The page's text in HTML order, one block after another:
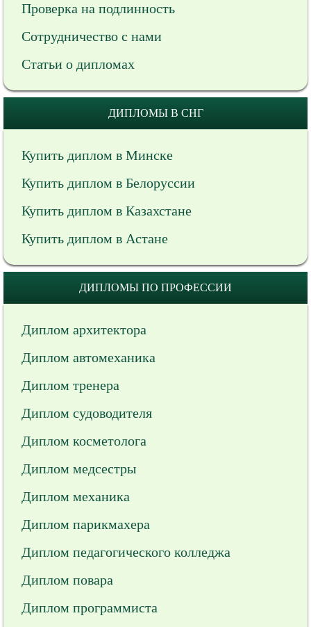
Проверка на подлинность
Сотрудничество с нами
Статьи о дипломах
ДИПЛОМЫ В СНГ
Купить диплом в Минске
Купить диплом в Белоруссии
Купить диплом в Казахстане
Купить диплом в Астане
ДИПЛОМЫ ПО ПРОФЕССИИ
Диплом архитектора
Диплом автомеханика
Диплом тренера
Диплом судоводителя
Диплом косметолога
Диплом медсестры
Диплом механика
Диплом парикмахера
Диплом педагогического колледжа
Диплом повара
Диплом программиста